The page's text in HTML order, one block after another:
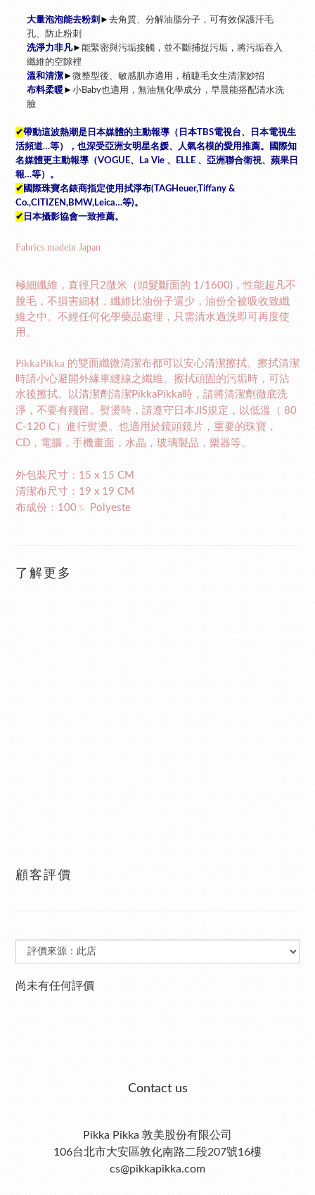
大量泡泡能去粉刺 ►去角質、分解油脂分子，可有效保護汗毛
孔、防止粉刺
洗淨力非凡►能緊密與污垢接觸，並不斷捕捉污垢，將污垢吞入
纖維的空隙裡
溫和清潔►微整型後、敏感肌亦適用，植睫毛女生清潔妙招
布料柔暖►小Baby也適用，無油無化學成分，早晨能搭配清水洗
臉
✔帶動這波熱潮是日本媒體的主動報導（日本TBS電視台、日本電視生
活頻道…等），也深受亞洲女明星名媛、人氣名模的愛用推薦。國際知
名媒體更主動報導（VOGUE、 La Vie 、 ELLE 、亞洲聯合衛視、蘋果日
報…等）。
✔ 國際珠寶名錶商指定使用拭淨布(TAGHeuer,Tiffany &
Co.,CITIZEN,BMW,Leica…等)。
✔ 日本攝影協會一致推薦。
Fabrics madein Japan
極細纖維，直徑只 2微米（頭髮斷面的 1/1600) ，性能超凡不
脫毛，不損害細材，纖維比油份子還少，油份全被吸收致纖
維之中。不經任何化學藥品處理，只需清水過洗即可再度使
用。
PikkaPikka 的雙面纖微清潔布都可以安心清潔擦拭。擦拭清潔
時請小心避開外緣車縫線之纖維。擦拭頑固的污垢時，可沾
水後擦拭。以清潔劑清潔 PikkaPikka時，請將清潔劑徹底洗
淨，不要有殘留。熨燙時，請遵守日本JIS規定，以低溫（ 80
C-120 C）進行熨燙。也適用於鏡頭鏡片，重要的珠寶，
CD ，電腦，手機畫面，水晶，玻璃製品，樂器等。
外包裝尺寸： 15 x 15 CM
清潔布尺寸： 19 x 19 CM
布成份： 100 ﹪ Polyeste
了解更多
顧客評價
尚未有任何評價
Contact us
Pikka Pikka 敦美股份有限公司
106台北市大安區敦化南路二段207號16樓
cs@pikkapikka.com